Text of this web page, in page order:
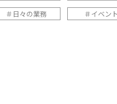
＃日々の業務
＃イベント